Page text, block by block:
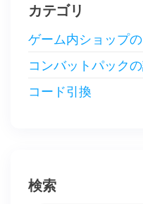
カテゴリ
ゲーム内ショップ
コンバットパック
コード引換
検索